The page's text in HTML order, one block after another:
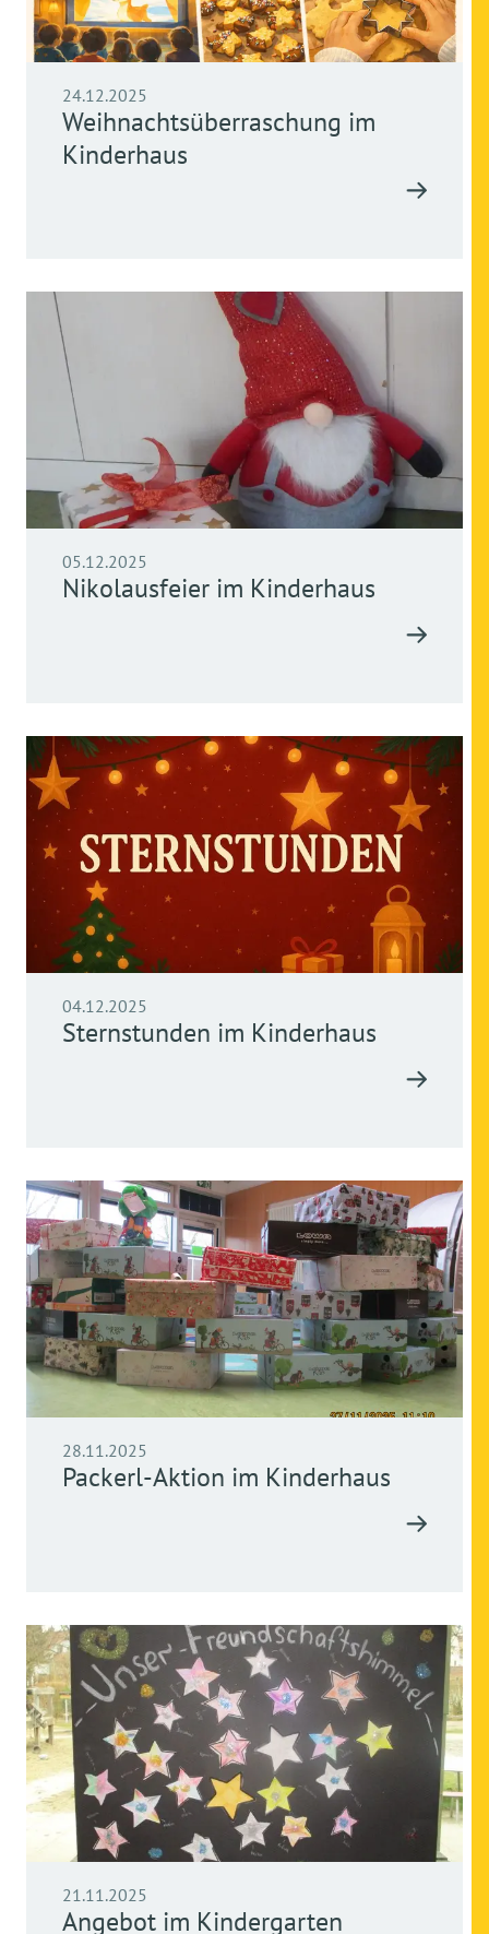
24.12.2025
Weihnachtsüberraschung im
Kinderhaus
05.12.2025
Nikolausfeier im Kinderhaus
04.12.2025
Sternstunden im Kinderhaus
28.11.2025
Packerl-Aktion im Kinderhaus
21.11.2025
Angebot im Kindergarten